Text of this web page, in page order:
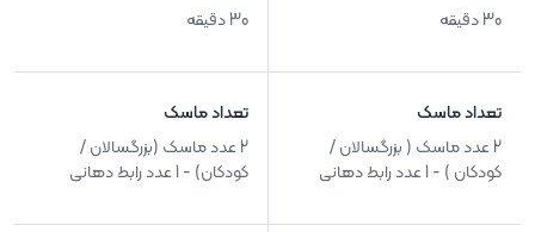
30 دقیقه
تعداد ماسک
2 عدد ماسک ( بزرگسالان /
کودکان ) - 1 عدد رابط دهانی
30 دقیقه
تعداد ماسک
2 عدد ماسک (بزرگسالان /
کودکان) - 1 عدد رابط دهانی